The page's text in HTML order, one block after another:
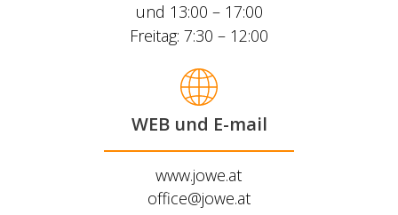
und 13:00 – 17:00
Freitag: 7:30 – 12:00
WEB und E-mail
www.jowe.at
office@jowe.at